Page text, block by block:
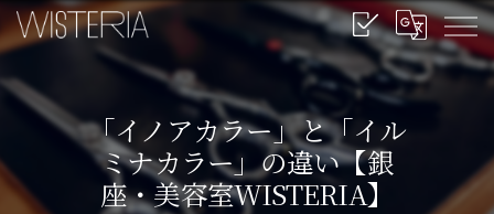
「イノアカラー」と「イル
ミナカラー」の違い【銀
座・美容室WISTERIA】